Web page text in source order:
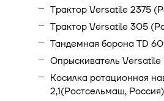
Трактор Versatile 2375
Трактор Versatile 305
Тандемная борона TD
Опрыскиватель
Косилка ротационная
2,1(Ростсельмаш, Россия)